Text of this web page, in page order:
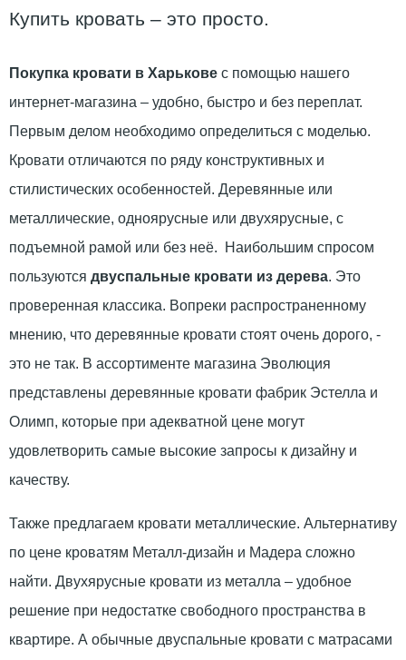
Купить кровать – это просто.
Покупка кровати в Харькове с помощью нашего
интернет-магазина – удобно, быстро и без переплат.
Первым делом необходимо определиться с моделью.
Кровати отличаются по ряду конструктивных и
стилистических особенностей. Деревянные или
металлические, одноярусные или двухярусные, с
подъемной рамой или без неё. Наибольшим спросом
пользуются двуспальные кровати из дерева. Это
проверенная классика. Вопреки распространенному
мнению, что деревянные кровати стоят очень дорого, -
это не так. В ассортименте магазина Эволюция
представлены деревянные кровати фабрик Эстелла и
Олимп, которые при адекватной цене могут
удовлетворить самые высокие запросы к дизайну и
качеству.
Также предлагаем кровати металлические. Альтернативу
по цене кроватям Металл-дизайн и Мадера сложно
найти. Двухярусные кровати из металла – удобное
решение при недостатке свободного пространства в
квартире. А обычные двуспальные кровати с матрасами